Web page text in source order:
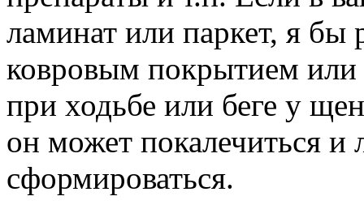
ламинат или паркет, я бы
ковровым покрытием
при ходьбе или беге у
он может покалечиться и
сформироваться.